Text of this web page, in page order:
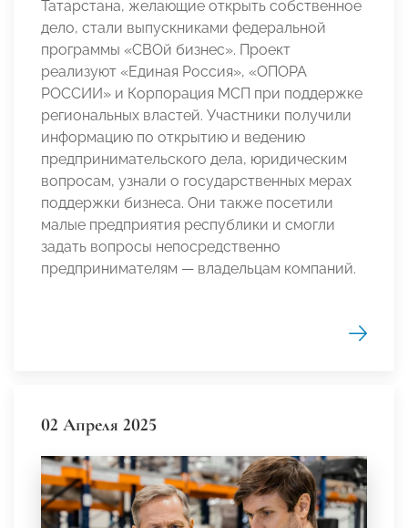
Татарстана, желающие открыть собственное
дело, стали выпускниками федеральной
программы «СВОй бизнес». Проект
реализуют «Единая Россия», «ОПОРА
РОССИИ» и Корпорация МСП при поддержке
региональных властей. Участники получили
информацию по открытию и ведению
предпринимательского дела, юридическим
вопросам, узнали о государственных мерах
поддержки бизнеса. Они также посетили
малые предприятия республики и смогли
задать вопросы непосредственно
предпринимателям — владельцам компаний.
02 Апреля 2025